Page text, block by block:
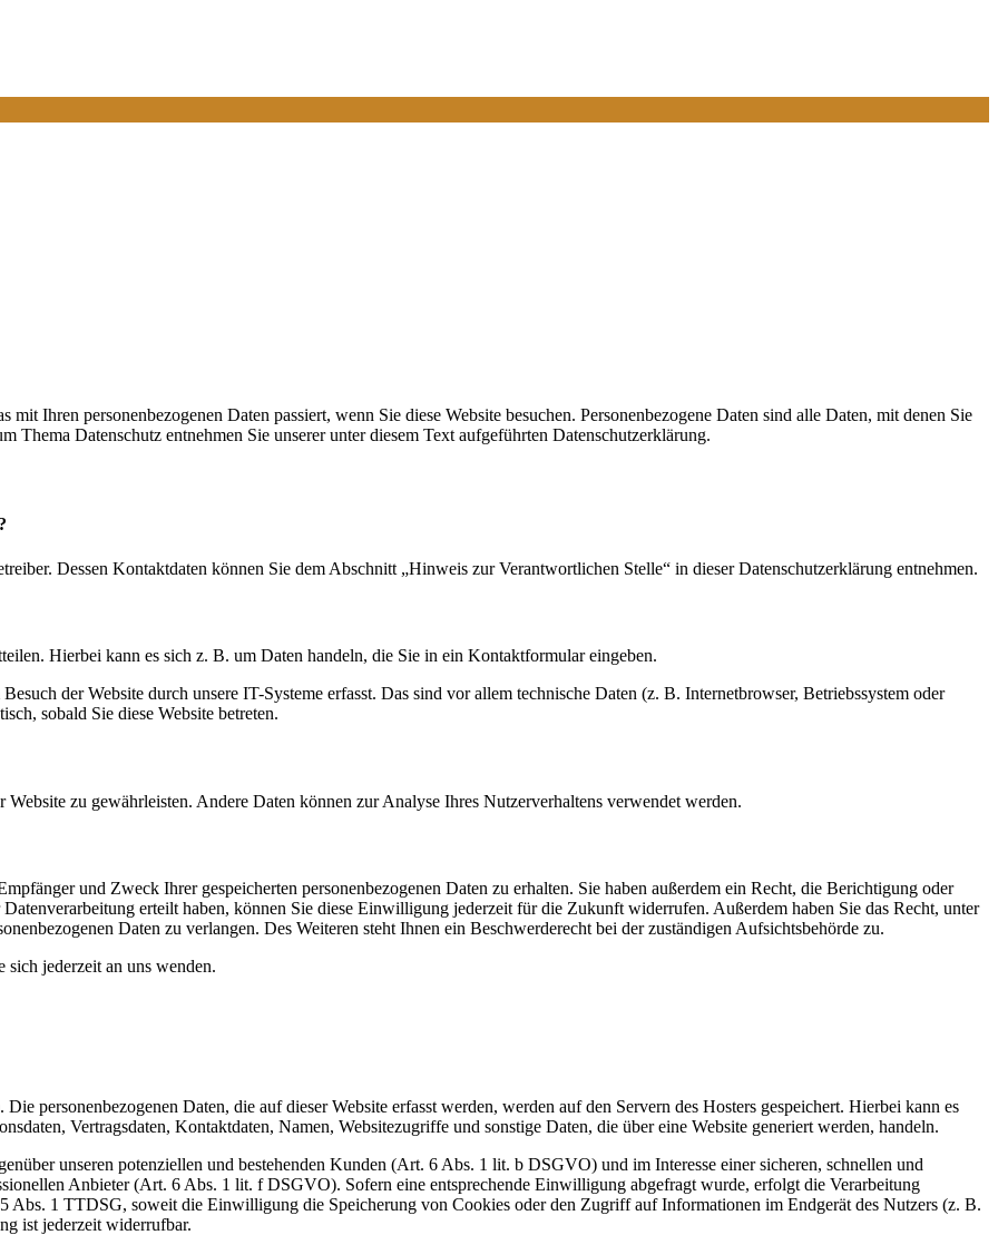
Ihren personenbezogenen Daten passiert, wenn Sie diese Website besuchen. Personenbezogene Daten sind alle Daten, mit denen Sie
Datenschutz entnehmen Sie unserer unter diesem Text aufgeführten Datenschutzerklärung.
Dessen Kontaktdaten können Sie dem Abschnitt „Hinweis zur Verantwortlichen Stelle“ in dieser Datenschutzerklärung entnehmen.
Hierbei kann es sich z. B. um Daten handeln, die Sie in ein Kontaktformular eingeben.
der Website durch unsere IT-Systeme erfasst. Das sind vor allem technische Daten (z. B. Internetbrowser, Betriebssystem oder
sobald Sie diese Website betreten.
zu gewährleisten. Andere Daten können zur Analyse Ihres Nutzerverhaltens verwendet werden.
und Zweck Ihrer gespeicherten personenbezogenen Daten zu erhalten. Sie haben außerdem ein Recht, die Berichtigung oder
erteilt haben, können Sie diese Einwilligung jederzeit für die Zukunft widerrufen. Außerdem haben Sie das Recht, unter
Daten zu verlangen. Des Weiteren steht Ihnen ein Beschwerderecht bei der zuständigen Aufsichtsbehörde zu.
jederzeit an uns wenden.
personenbezogenen Daten, die auf dieser Website erfasst werden, werden auf den Servern des Hosters gespeichert. Hierbei kann es
Vertragsdaten, Kontaktdaten, Namen, Websitezugriffe und sonstige Daten, die über eine Website generiert werden, handeln.
unseren potenziellen und bestehenden Kunden (Art. 6 Abs. 1 lit. b DSGVO) und im Interesse einer sicheren, schnellen und
Anbieter (Art. 6 Abs. 1 lit. f DSGVO). Sofern eine entsprechende Einwilligung abgefragt wurde, erfolgt die Verarbeitung
1 TTDSG, soweit die Einwilligung die Speicherung von Cookies oder den Zugriff auf Informationen im Endgerät des Nutzers (z. B.
ist jederzeit widerrufbar.